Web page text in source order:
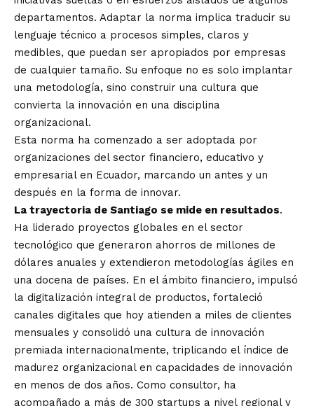
departamentos. Adaptar la norma implica traducir su
lenguaje técnico a procesos simples, claros y
medibles, que puedan ser apropiados por empresas
de cualquier tamaño. Su enfoque no es solo implantar
una metodología, sino construir una cultura que
convierta la innovación en una disciplina
organizacional.
Esta norma ha comenzado a ser adoptada por
organizaciones del sector financiero, educativo y
empresarial en Ecuador, marcando un antes y un
después en la forma de innovar.
La trayectoria de Santiago se mide en resultados.
Ha liderado proyectos globales en el sector
tecnológico que generaron ahorros de millones de
dólares anuales y extendieron metodologías ágiles en
una docena de países. En el ámbito financiero, impulsó
la digitalización integral de productos, fortaleció
canales digitales que hoy atienden a miles de clientes
mensuales y consolidó una cultura de innovación
premiada internacionalmente, triplicando el índice de
madurez organizacional en capacidades de innovación
en menos de dos años. Como consultor, ha
acompañado a más de 300 startups a nivel regional y